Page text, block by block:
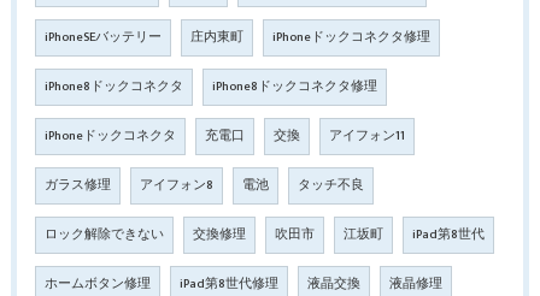
iPhoneSEバッテリー 庄内東町 iPhoneドックコネクタ修理
iPhone8ドックコネクタ iPhone8ドックコネクタ修理
iPhoneドックコネクタ 充電口 交換 アイフォン11
ガラス修理 アイフォン8 電池 タッチ不良
ロック解除できない 交換修理 吹田市 江坂町 iPad第8世代
ホームボタン修理 iPad第8世代修理 液晶交換 液晶修理